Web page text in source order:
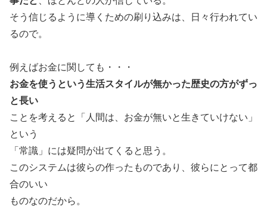
そう信じるように導くための刷り込みは、日々行われてい
るので。
例えばお金に関しても・・・
お金を使うという生活スタイルが無かった歴史の方がずっ
と長い
ことを考えると「人間は、お金が無いと生きていけない」
という
「常識」には疑問が出てくると思う。
このシステムは彼らの作ったものであり、彼らにとって都
合のいい
ものなのだから。